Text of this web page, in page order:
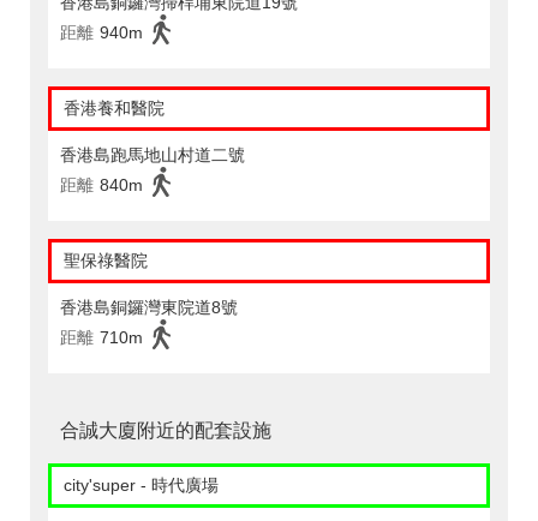
距離 940m
香港養和醫院
香港島跑馬地山村道二號
距離 840m
聖保祿醫院
香港島銅鑼灣東院道8號
距離 710m
合誠大廈附近的配套設施
city'super - 時代廣場